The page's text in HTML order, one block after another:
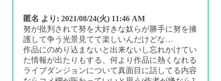
匿名 より: 2021/08/24(火) 11:46 AM
努が批判されて努を大好きな奴らが勝手に努を擁
護して争う光景見てて楽しいんだけどな…
作品にのめり込まないと出来ないし忘れかけてい
た情報が出たりもする、何より作品に熱くなれる
ライブダンジョンについて真面目に話してる内容